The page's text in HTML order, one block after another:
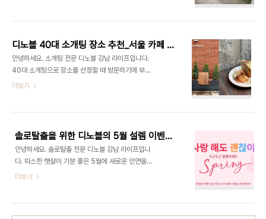
하는 기독교결혼정보회사를 이용한다면 크리스천 결
는 곳인가? 일생에..
OO'군 그리고 행정 공무원 '정 OO'양입니다. [ 변리
사 김 OO ♥ 공무원 정 OO ] 공무원은 안정적인 직
장이라는 큰 장점을 가지고 있는 만큼 제가 공무원이
라는 직업을 선호했던 이유 중에 하나는 정년 보장과
여러 가지 복지제도가 잘 되어 있기 때문이었어요. 높
새 결혼 적령기를 바라보고 있더라고요. 그래서 주변
디노블 40대 소개팅 장소 추천_서울 카페 소개 ♥
안녕하세요. 소개팅 전문 디노블 강남 라이프입니다.
40대 소개팅으로 장소를 선정할 때 방문하기에 부담
스럽지 않은지, 적당한 데이트 코스인지, 고민이 많아
카페 하우스 플랜트 2호점 고급스러운 분위기와 높
은 층고를 보여주는 시그니처 카페는 하남에서 유명
한 하우스 플랜트의 2호점으로 자연 속의 플랜테리
어의 느낌을 가지고 있습니다. 이 곳은 단독 건물로
3층까지 있는 넓은 구조를 가지고 있고, 내부에 테이
능합니다. 또한 곳곳에 식물들이 배치되어 있고, 통창
더보기
솔로탈출을 위한 디노블의 5월 설렘 이벤트 소식!
안녕하세요. 솔로탈출 전문 디노블 강남 라이프입니
다. 따스한 햇살이 기분 좋은 5월에 새로운 인연을
만날 준비가 된 미혼남녀들을 위한 꽃향기가 물씬 풍
더보기